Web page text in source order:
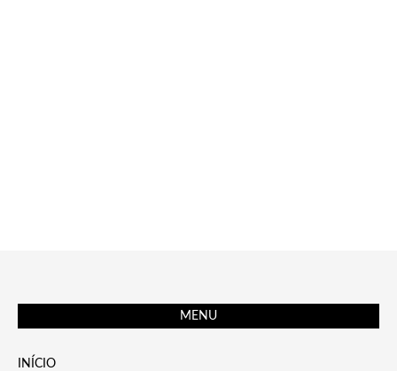
MENU
INÍCIO